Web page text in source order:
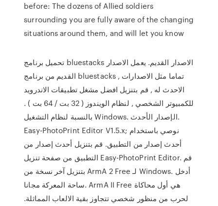
before: The dozens of Allied soldiers
surrounding you are fully aware of the changing
situations around them, and will let you know
تحميل برنامج bluestacks الاصدار القديم. يعمل الاصدار
القديم من برنامج bluestacks , تماما مثل الاصدارات
الاحدث له , قم بتنزيل افضل مشغل تطبيقات الاندرويد
للكمبيوتر الشخصي , لنظام الويندوز ( 32 بت / 64 بت ) .
بالنسبة لنظام التشغيل Windows. الإصدار الأحدث.
Easy-PhotoPrint Editor V1.5.x; نوصي باستخدام
أحدث إصدار من التطبيق. قم بتنزيل أحدث إصدار من
التطبيق من صفحة تنزيل Easy-PhotoPrint Editor. قم
بتنزيل آخر نسخة من ArmA 2 Free لـ Windows. أدخل
ساحة المعركة مجانا. ArmA II Free هي أول محاكاة
لحرب من منظور شخصي تتجاوز بقية الالعاب المماثلة.